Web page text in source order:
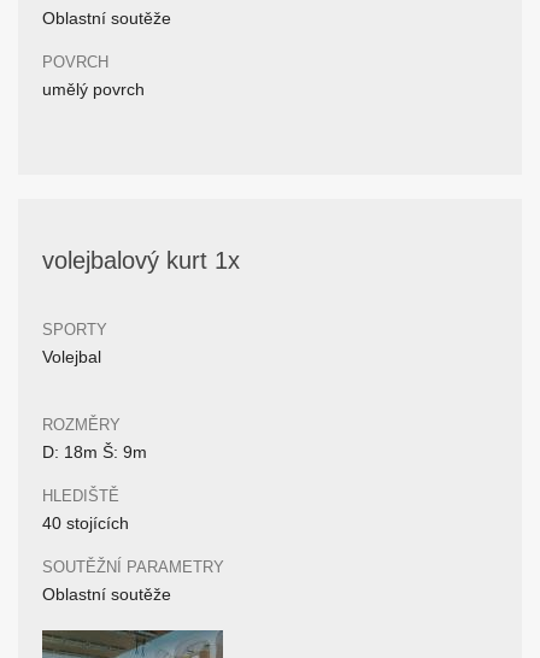
Oblastní soutěže
POVRCH
umělý povrch
volejbalový kurt 1x
SPORTY
Volejbal
ROZMĚRY
D: 18m Š: 9m
HLEDIŠTĚ
40 stojících
SOUTĚŽNÍ PARAMETRY
Oblastní soutěže